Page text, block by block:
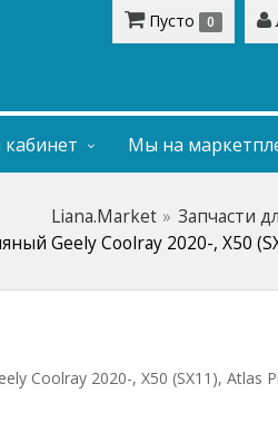
Пусто 0
Мы на
Liana.Market Запчасти
Geely Coolray 2020-, X50
Coolray 2020-, X50 (SX11), Atlas